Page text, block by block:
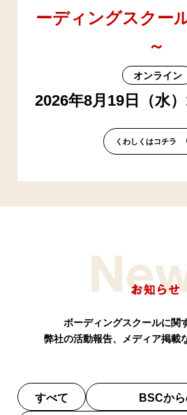
ーディングスクー
～
オンライン
2026年8月19日（水
くわしくはコチラ
ボーディングスクールに関
弊社の活動報告、メディア掲載
すべて BSCか